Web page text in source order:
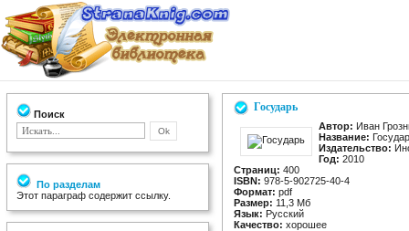
Поиск
По разделам
Этот параграф содержит ссылку.
Государь
Автор: Иван
Название:
Издательство:
Год: 2010
Страниц: 400
ISBN: 978-5-902725-40-4
Формат: pdf
Размер: 11,3 Мб
Язык: Русский
Качество: хорошее